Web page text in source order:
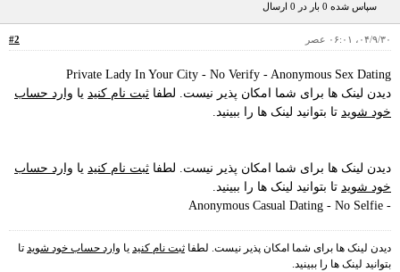
سپاس شده 0 بار در 0 ارسال
#2 ۰۴/۹/۳۰، ۰۶:۰۱ عصر
Private Lady In Your City - No Verify - Anonymous Sex Dating
دیدن لینک ها برای شما امکان پذیر نیست. لطفا ثبت نام کنید یا وارد حساب
خود شوید تا بتوانید لینک ها را ببینید.
دیدن لینک ها برای شما امکان پذیر نیست. لطفا ثبت نام کنید یا وارد حساب
خود شوید تا بتوانید لینک ها را ببینید.
- Anonymous Casual Dating - No Selfie
دیدن لینک ها برای شما امکان پذیر نیست. لطفا ثبت نام کنید یا وارد حساب خود شوید تا
بتوانید لینک ها را ببینید.